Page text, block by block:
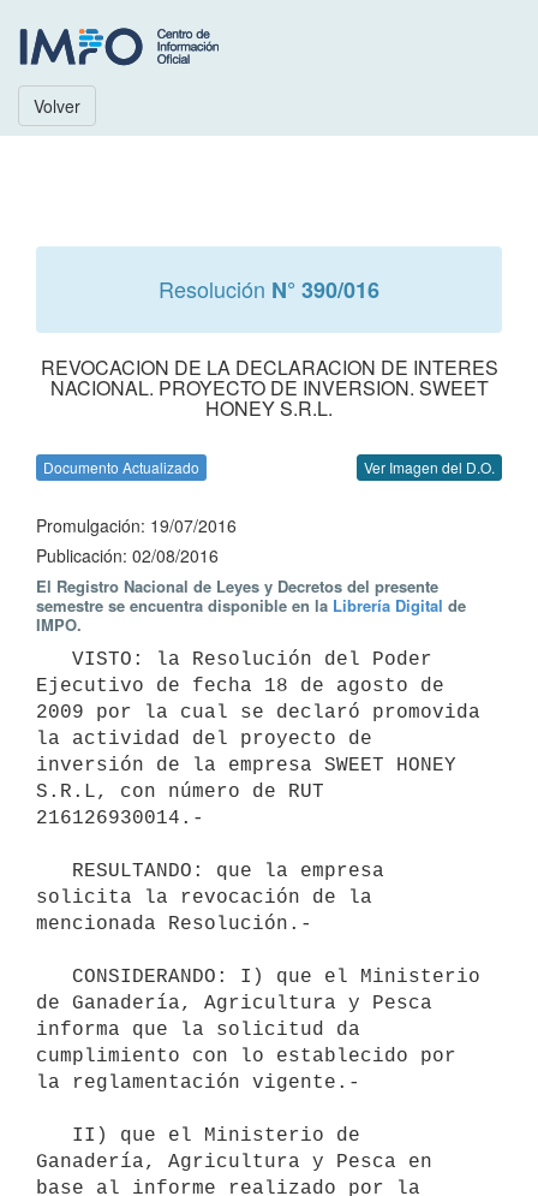
Volver
Resolución N° 390/016
REVOCACION DE LA DECLARACION DE INTERES
NACIONAL. PROYECTO DE INVERSION. SWEET
HONEY S.R.L.
Documento Actualizado Ver Imagen del D.O.
Promulgación: 19/07/2016
Publicación: 02/08/2016
El Registro Nacional de Leyes y Decretos del presente
semestre se encuentra disponible en la Librería Digital de
IMPO.
Ejecutivo de fecha 18 de agosto de
2009 por la cual se declaró promovida
la actividad del proyecto de
inversión de la empresa SWEET HONEY
S.R.L, con número de RUT
216126930014.-
solicita la revocación de la
mencionada Resolución.-
de Ganadería, Agricultura y Pesca
informa que la solicitud da
cumplimiento con lo establecido por
la reglamentación vigente.-
Ganadería, Agricultura y Pesca en
base al informe realizado por la